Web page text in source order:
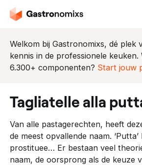
Welkom bij Gastronomixs, dé plek
kennis in de professionele
6.300+ componenten? Start jouw
tagliatelle alla
Van alle pastagerechten, heeft
de meest opvallende naam.
prostituee… Er bestaan veel
naam, de oorsprong als de keuze